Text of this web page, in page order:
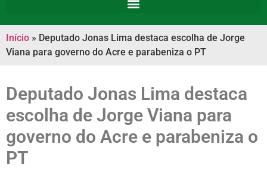
Início » Deputado Jonas Lima destaca escolha de Jorge
Viana para governo do Acre e parabeniza o PT
Deputado Jonas Lima destaca
escolha de Jorge Viana para
governo do Acre e parabeniza o
PT